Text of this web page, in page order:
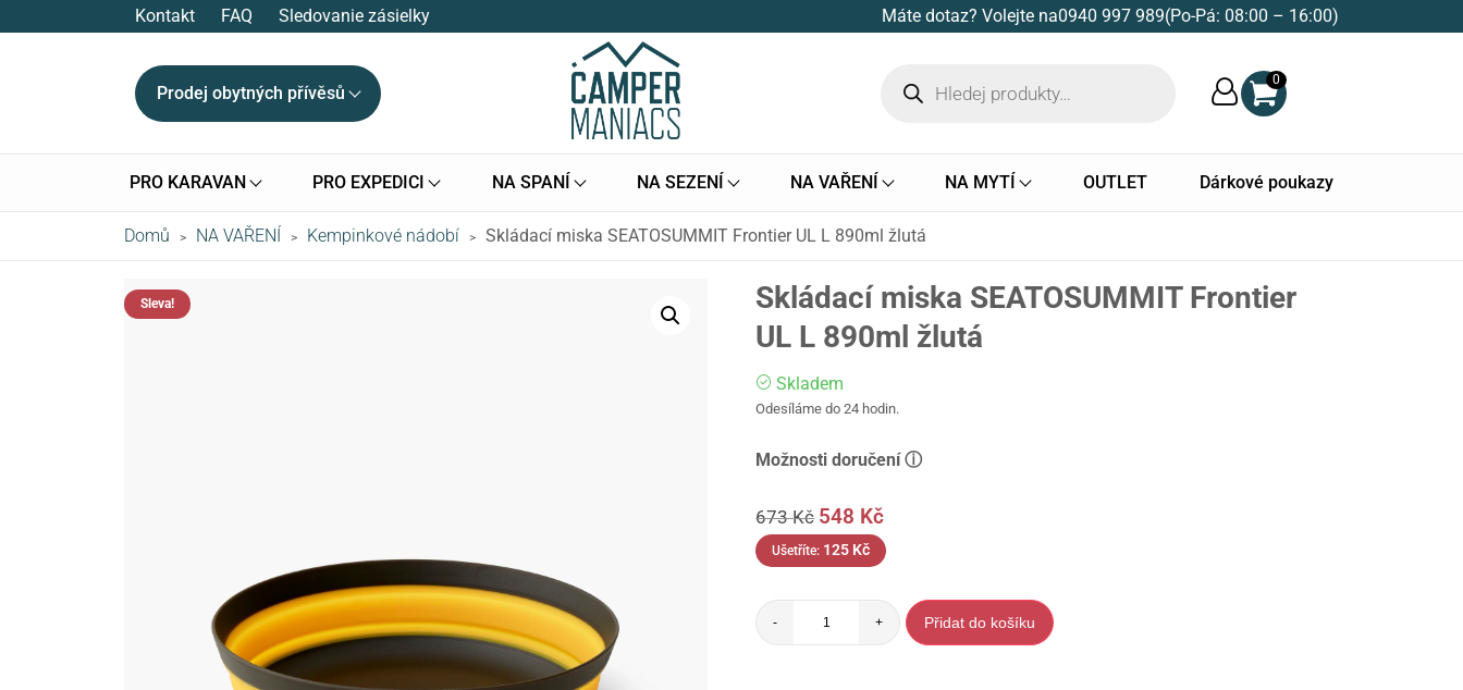
Kontakt FAQ Sledovanie zásielky Máte dotaz? Volejte na0940 997 989(Po-Pá: 08:00 – 16:00)
Prodej obytných přívěsů
0
PRO KARAVAN PRO EXPEDICI NA SPANÍ NA SEZENÍ NA VAŘENÍ NA MYTÍ OUTLET Dárkové poukazy
Domů > NA VAŘENÍ > Kempinkové nádobí > Skládací miska SEATOSUMMIT Frontier UL L 890ml žlutá
Sleva!
Skládací miska SEATOSUMMIT Frontier
UL L 890ml žlutá
Skladem
Odesíláme do 24 hodin.
Možnosti doručení ⓘ
673Kč 548 Kč
Ušetříte: 125 Kč
- + Přidat do košíku